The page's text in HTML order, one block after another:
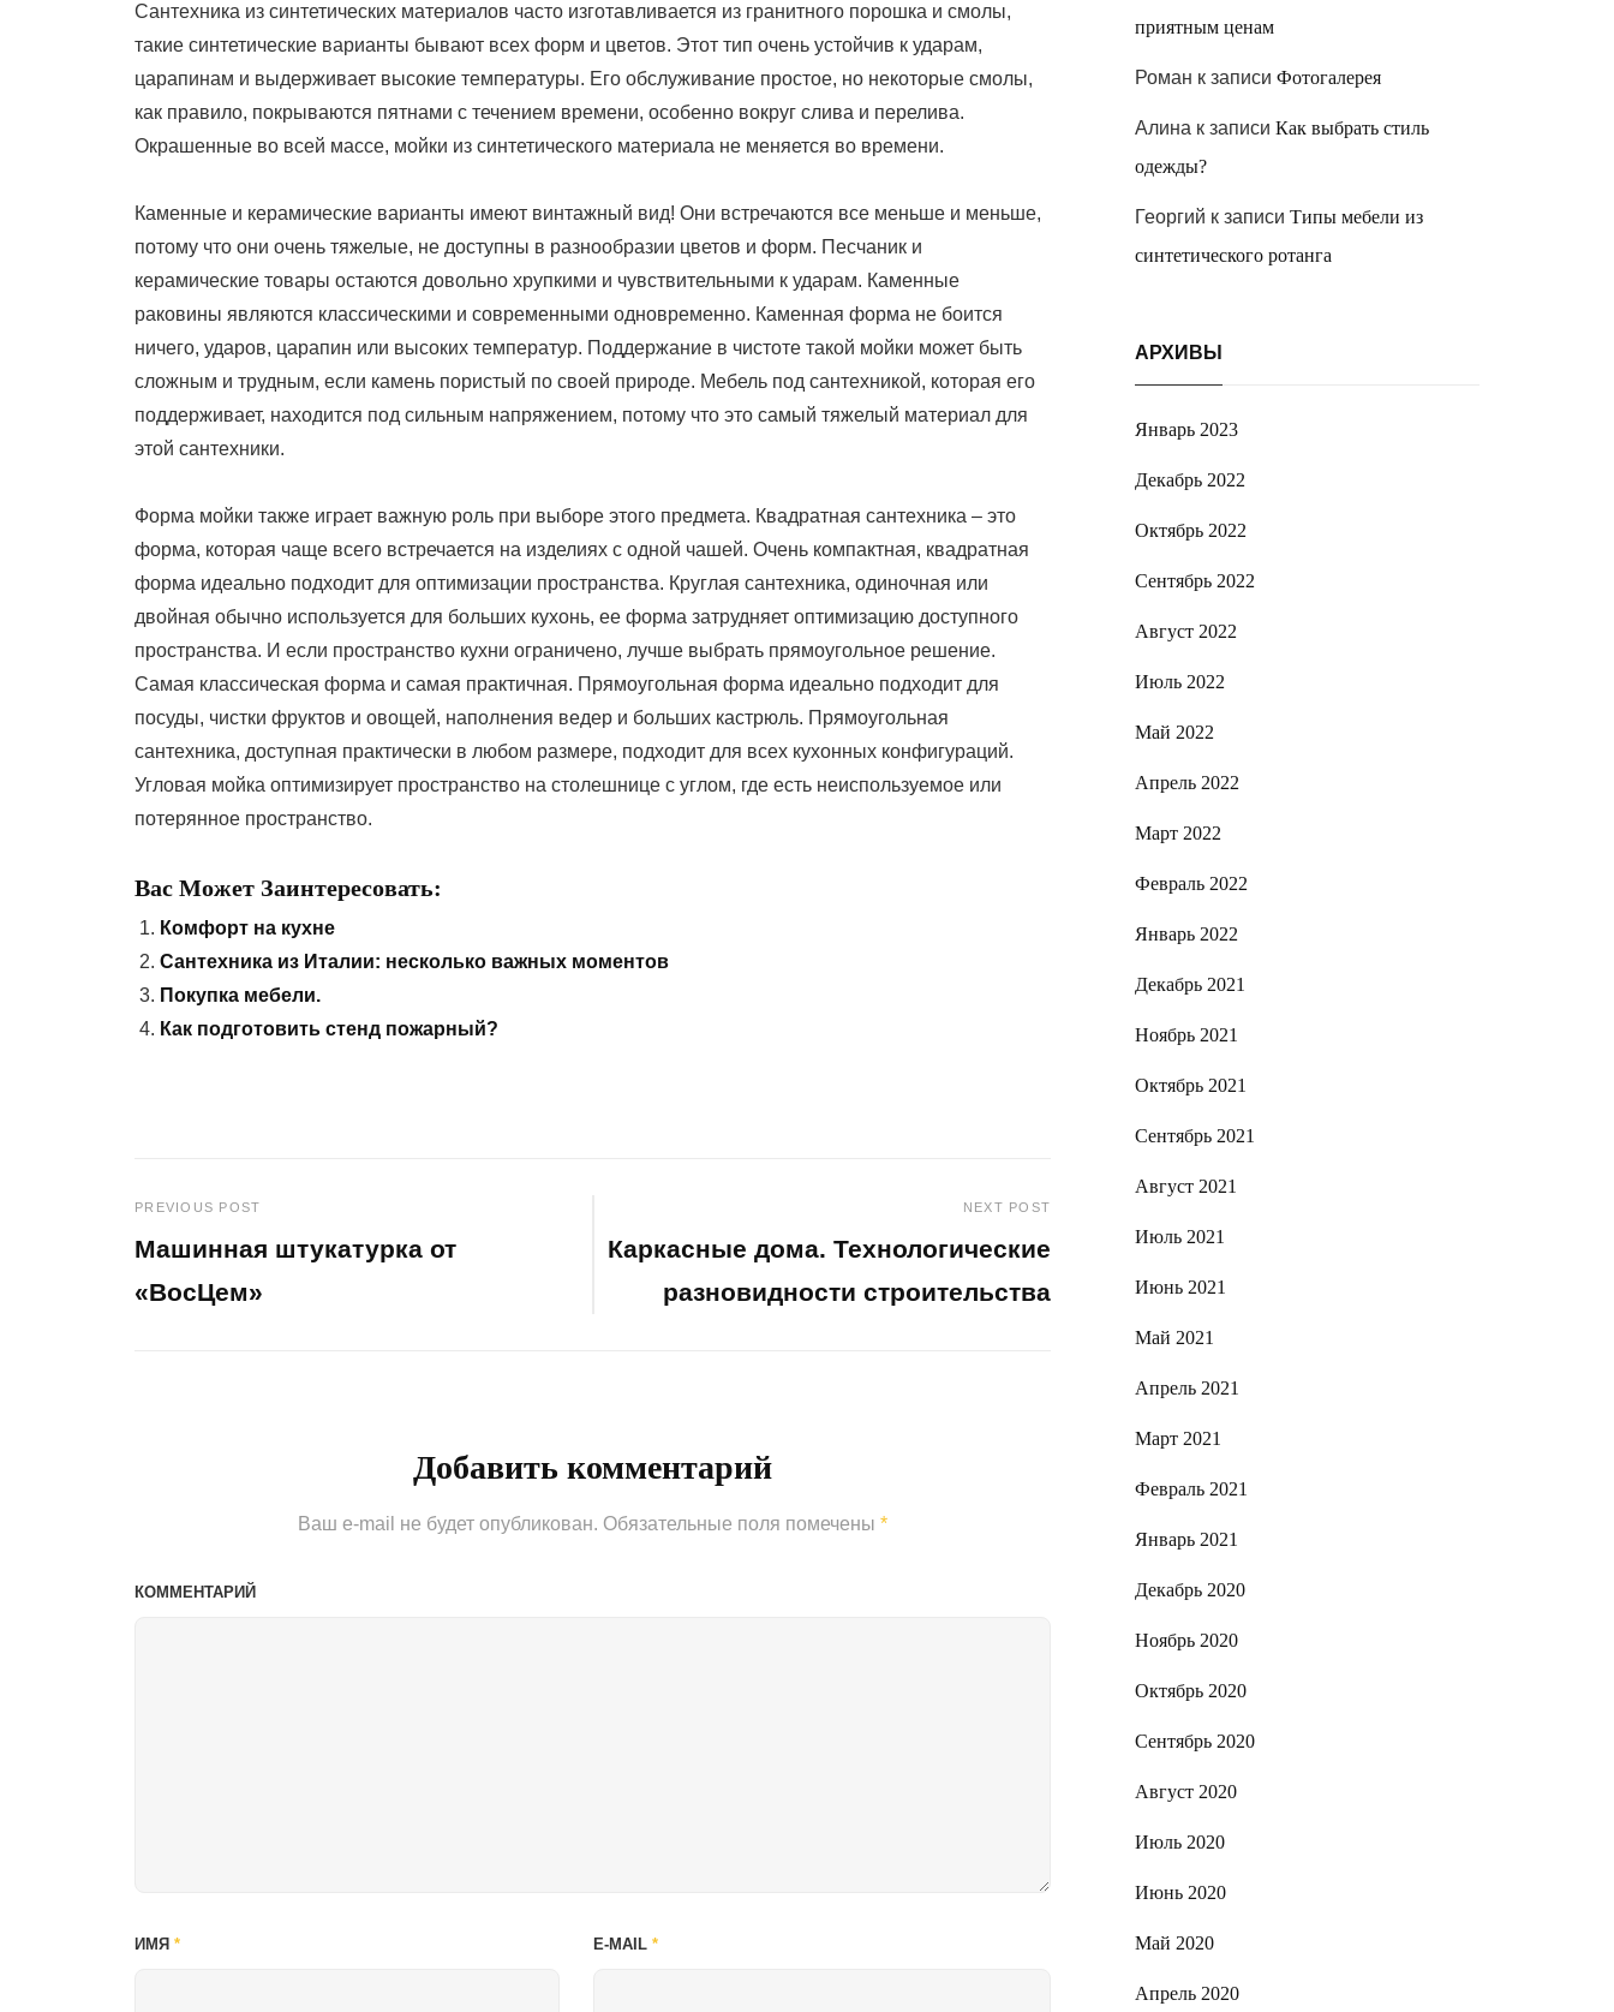
Сантехника из синтетических материалов часто изготавливается из гранитного порошка и смолы,
такие синтетические варианты бывают всех форм и цветов. Этот тип очень устойчив к ударам,
царапинам и выдерживает высокие температуры. Его обслуживание простое, но некоторые смолы,
как правило, покрываются пятнами с течением времени, особенно вокруг слива и перелива.
Окрашенные во всей массе, мойки из синтетического материала не меняется во времени.
Каменные и керамические варианты имеют винтажный вид! Они встречаются все меньше и меньше,
потому что они очень тяжелые, не доступны в разнообразии цветов и форм. Песчаник и
керамические товары остаются довольно хрупкими и чувствительными к ударам. Каменные
раковины являются классическими и современными одновременно. Каменная форма не боится
ничего, ударов, царапин или высоких температур. Поддержание в чистоте такой мойки может быть
сложным и трудным, если камень пористый по своей природе. Мебель под сантехникой, которая его
поддерживает, находится под сильным напряжением, потому что это самый тяжелый материал для
этой сантехники.
Форма мойки также играет важную роль при выборе этого предмета. Квадратная сантехника – это
форма, которая чаще всего встречается на изделиях с одной чашей. Очень компактная, квадратная
форма идеально подходит для оптимизации пространства. Круглая сантехника, одиночная или
двойная обычно используется для больших кухонь, ее форма затрудняет оптимизацию доступного
пространства. И если пространство кухни ограничено, лучше выбрать прямоугольное решение.
Самая классическая форма и самая практичная. Прямоугольная форма идеально подходит для
посуды, чистки фруктов и овощей, наполнения ведер и больших кастрюль. Прямоугольная
сантехника, доступная практически в любом размере, подходит для всех кухонных конфигураций.
Угловая мойка оптимизирует пространство на столешнице с углом, где есть неиспользуемое или
потерянное пространство.
Вас Может Заинтересовать:
Комфорт на кухне
Сантехника из Италии: несколько важных моментов
Покупка мебели.
Как подготовить стенд пожарный?
Навигация
по
PREVIOUS POST
Машинная штукатурка от
«ВосЦем»
NEXT POST
Каркасные дома. Технологические
разновидности строительства
Добавить комментарий
Ваш e-mail не будет опубликован. Обязательные поля помечены *
КОММЕНТАРИЙ
ИМЯ * E-MAIL *
приятным ценам
Роман к записи Фотогалерея
Алина к записи Как выбрать стиль
одежды?
Георгий к записи Типы мебели из
синтетического ротанга
АРХИВЫ
Январь 2023
Декабрь 2022
Октябрь 2022
Сентябрь 2022
Август 2022
Июль 2022
Май 2022
Апрель 2022
Март 2022
Февраль 2022
Январь 2022
Декабрь 2021
Ноябрь 2021
Октябрь 2021
Сентябрь 2021
Август 2021
Июль 2021
Июнь 2021
Май 2021
Апрель 2021
Март 2021
Февраль 2021
Январь 2021
Декабрь 2020
Ноябрь 2020
Октябрь 2020
Сентябрь 2020
Август 2020
Июль 2020
Июнь 2020
Май 2020
Апрель 2020